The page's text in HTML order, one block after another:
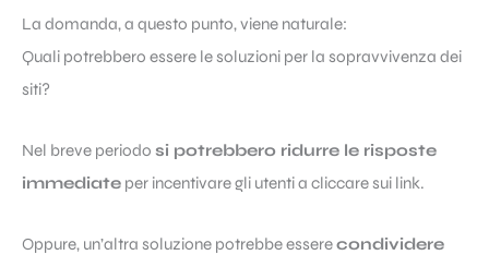
La domanda, a questo punto, viene naturale:
Quali potrebbero essere le soluzioni per la sopravvivenza dei
siti?
Nel breve periodo si potrebbero ridurre le risposte
immediate per incentivare gli utenti a cliccare sui link.
Oppure, un’altra soluzione potrebbe esserecondividere